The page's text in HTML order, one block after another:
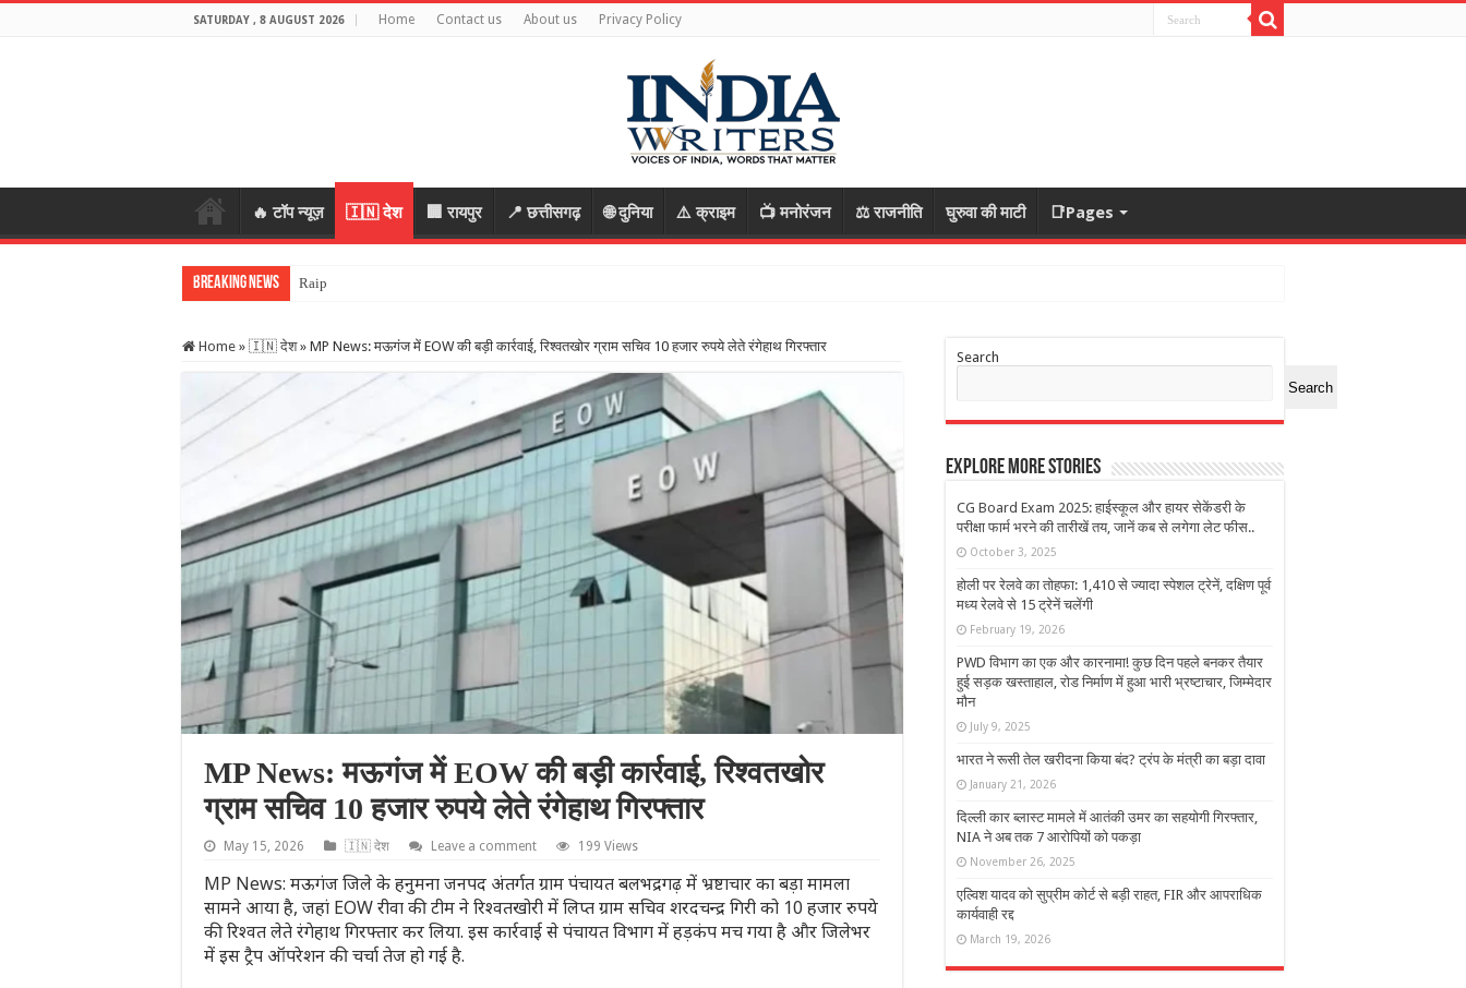
SATURDAY , 8 AUGUST 2026 Home Contact us About us Privacy Policy
🔥 टॉप न्यूज़ 🇮🇳 देश 🏢 रायपुर 📍 छत्तीसगढ़ 🌐 दुनिया ⚠️ क्राइम 📺 मनोरंजन ⚖️ राजनीति घुरुवा की माटी 📑Pages
Breaking News Raipur: भगवान शिव पर आप
Home » 🇮🇳 देश » MP News: मऊगंज में EOW की बड़ी कार्रवाई, रिश्वतखोर ग्राम सचिव 10 हजार रुपये लेते रंगेहाथ गिरफ्तार
MP News: मऊगंज में EOW की बड़ी कार्रवाई, रिश्वतखोर
ग्राम सचिव 10 हजार रुपये लेते रंगेहाथ गिरफ्तार
May 15, 2026 🇮🇳 देश Leave a comment 199 Views
MP News: मऊगंज जिले के हनुमना जनपद अंतर्गत ग्राम पंचायत बलभद्रगढ़ में भ्रष्टाचार का बड़ा मामला
सामने आया है, जहां EOW रीवा की टीम ने रिश्वतखोरी में लिप्त ग्राम सचिव शरदचन्द्र गिरी को 10 हजार रुपये
की रिश्वत लेते रंगेहाथ गिरफ्तार कर लिया. इस कार्रवाई से पंचायत विभाग में हड़कंप मच गया है और जिलेभर
में इस ट्रैप ऑपरेशन की चर्चा तेज हो गई है.
Search
Search
Explore More Stories
CG Board Exam 2025: हाईस्कूल और हायर सेकेंडरी के
परीक्षा फार्म भरने की तारीखें तय, जानें कब से लगेगा लेट फीस..
October 3, 2025
होली पर रेलवे का तोहफा: 1,410 से ज्यादा स्पेशल ट्रेनें, दक्षिण पूर्व
मध्य रेलवे से 15 ट्रेनें चलेंगी
February 19, 2026
PWD विभाग का एक और कारनामा! कुछ दिन पहले बनकर तैयार
हुई सड़क खस्ताहाल, रोड निर्माण में हुआ भारी भ्रष्टाचार, जिम्मेदार
मौन
July 9, 2025
भारत ने रूसी तेल खरीदना किया बंद? ट्रंप के मंत्री का बड़ा दावा
January 21, 2026
दिल्ली कार ब्लास्ट मामले में आतंकी उमर का सहयोगी गिरफ्तार,
NIA ने अब तक 7 आरोपियों को पकड़ा
November 26, 2025
एल्विश यादव को सुप्रीम कोर्ट से बड़ी राहत, FIR और आपराधिक
कार्यवाही रद्द
March 19, 2026